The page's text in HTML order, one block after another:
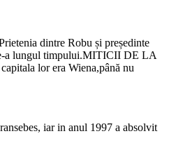
dintre Robu și președinte
a lungul timpului.MITICII DE LA
lor era Wiena,până nu
iar in anul 1997 a absolvit